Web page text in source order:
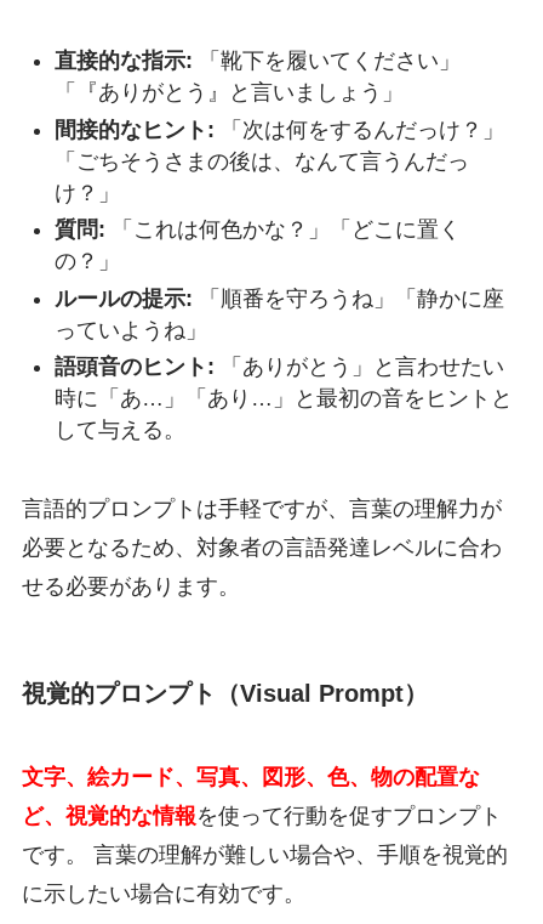
直接的な指示: 「靴下を履いてください」
「『ありがとう』と言いましょう」
間接的なヒント: 「次は何をするんだっけ？」
「ごちそうさまの後は、なんて言うんだっ
け？」
質問: 「これは何色かな？」「どこに置く
の？」
ルールの提示: 「順番を守ろうね」「静かに座
っていようね」
語頭音のヒント: 「ありがとう」と言わせたい
時に「あ…」「あり…」と最初の音をヒントと
して与える。
言語的プロンプトは手軽ですが、言葉の理解力が
必要となるため、対象者の言語発達レベルに合わ
せる必要があります。
視覚的プロンプト（Visual Prompt）
文字、絵カード、写真、図形、色、物の配置な
ど、視覚的な情報を使って行動を促すプロンプト
です。 言葉の理解が難しい場合や、手順を視覚的
に示したい場合に有効です。